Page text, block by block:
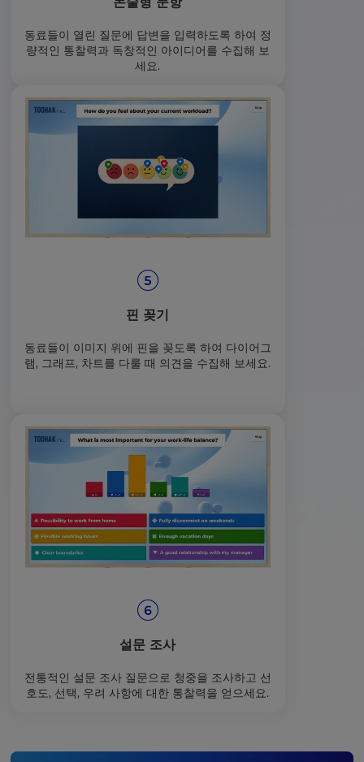
동료들이 열린 질문에 답변을 입력하도록 하여 정
량적인 통찰력과 독창적인 아이디어를 수집해 보
세요.
핀 꽂기
동료들이 이미지 위에 핀을 꽂도록 하여 다이어그
램, 그래프, 차트를 다룰 때 의견을 수집해 보세요.
설문 조사
전통적인 설문 조사 질문으로 청중을 조사하고 선
호도, 선택, 우려 사항에 대한 통찰력을 얻으세요.